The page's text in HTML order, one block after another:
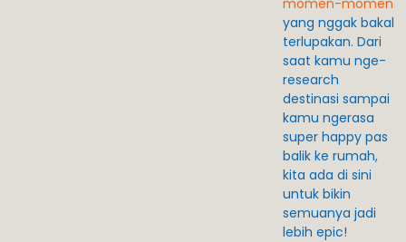
yang nggak bakal
terlupakan. Dari
saat kamu nge-
research
destinasi sampai
kamu ngerasa
super happy pas
balik ke rumah,
kita ada di sini
untuk bikin
semuanya jadi
lebih epic!